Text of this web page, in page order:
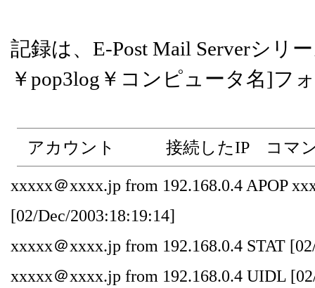
記録は、E-Post Mail Serverシリ
￥pop3log￥コンピュータ名]フ
アカウント 接続したIP コマン
xxxxx＠xxxx.jp from 192.168.0.4 APOP
[02/Dec/2003:18:19:14]
xxxxx＠xxxx.jp from 192.168.0.4 STAT
xxxxx＠xxxx.jp from 192.168.0.4 UIDL